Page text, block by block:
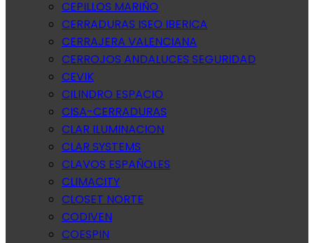
CEPILLOS MARIÑO
CERRADURAS ISEO IBERICA
CERRAJERA VALENCIANA
CERROJOS ANDALUCES SEGURIDAD
CEVIK
CILINDRO ESPACIO
CISA-CERRADURAS
CLAR ILUMINACION
CLAR SYSTEMS
CLAVOS ESPAÑOLES
CLIMACITY
CLOSET NORTE
CODIVEN
COESPIN